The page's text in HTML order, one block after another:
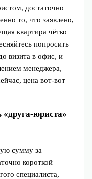
достаточно
то, что заявлено,
квартира чётко
попросить
визита в офис, и
менеджера,
цена вот‑вот
сумму за
короткой
специалиста,